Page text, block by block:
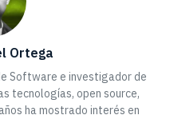
Ortega
Software e investigador de
tecnologías, open source,
ha mostrado interés en